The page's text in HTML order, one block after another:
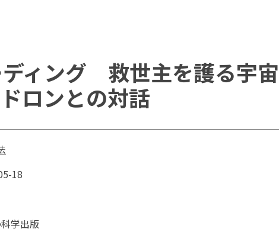
ディング 救世主を護る宇宙
ロンとの対話
18
学出版